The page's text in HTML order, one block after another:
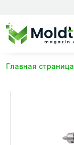
Главная страница